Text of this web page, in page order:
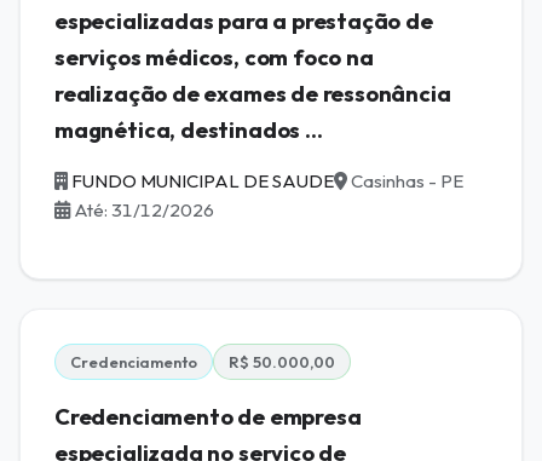
especializadas para a prestação de
serviços médicos, com foco na
realização de exames de ressonância
magnética, destinados ...
FUNDO MUNICIPAL DE SAUDE
Casinhas - PE
Até: 31/12/2026
Credenciamento R$ 50.000,00
Credenciamento de empresa
especializada no serviço de